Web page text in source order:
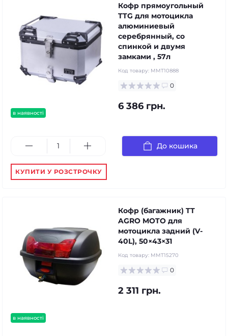
в наявності
Кофр прямоугольный
TTG для мотоцикла
алюминиевый
серебрянный, со
спинкой и двумя
замками , 57л
Код товару: MMT10888
0
6 386 грн.
До кошика
КУПИТИ У РОЗСТРОЧКУ
в наявності
Кофр (багажник) TT
AGRO MOTO для
мотоцикла задний (V-
40L), 50×43×31
Код товару: MMT15270
0
2 311 грн.